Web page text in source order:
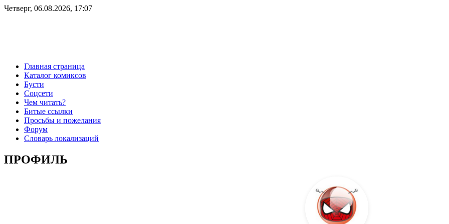
Четверг, 06.08.2026, 17:07
Главная страница
Каталог комиксов
Бусти
Соцсети
Чем читать?
Битые ссылки
Просьбы и пожелания
Форум
Словарь локализаций
ПРОФИЛЬ